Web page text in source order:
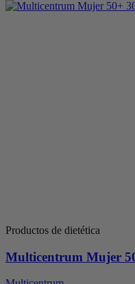
Productos de dietética
Multicentrum Mujer